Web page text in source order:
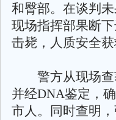
和臀部。在谈判
现场指挥部果断
击毙，人质安全获
警方从现场查
并经DNA鉴定，
市人。同时查明